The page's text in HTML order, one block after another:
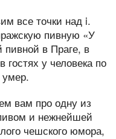
все точки над i.
пивную «У
в Праге, в
у человека по
вам про одну из
и нежнейшей
чешского юмора,